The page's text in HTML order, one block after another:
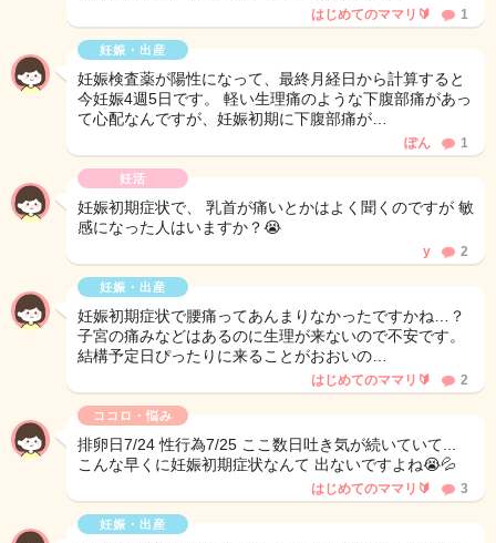
はじめてのママリ🔰 1
妊娠・出産
妊娠検査薬が陽性になって、最終月経日から計算すると
今妊娠4週5日です。 軽い生理痛のような下腹部痛があっ
て心配なんですが、妊娠初期に下腹部痛が…
ぽん 1
妊活
妊娠初期症状で、 乳首が痛いとかはよく聞くのですが 敏
感になった人はいますか？😭
y 2
妊娠・出産
妊娠初期症状で腰痛ってあんまりなかったですかね…？
子宮の痛みなどはあるのに生理が来ないので不安です。
結構予定日ぴったりに来ることがおおいの…
はじめてのママリ🔰 2
ココロ・悩み
排卵日7/24 性行為7/25 ここ数日吐き気が続いていて...
こんな早くに妊娠初期症状なんて 出ないですよね😭💦
はじめてのママリ🔰 3
妊娠・出産